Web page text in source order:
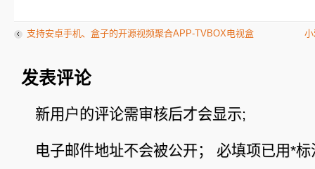
支持安卓手机、盒子的开源视频聚合APP-TVBOX电视盒
发表评论
新用户的评论需审核后才会显示;
电子邮件地址不会被公开； 必填项已用*标